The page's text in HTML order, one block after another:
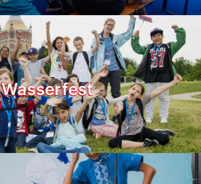
Wasserfest